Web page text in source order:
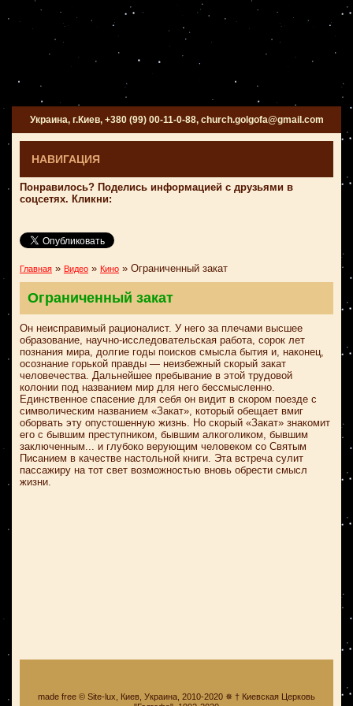
Украина, г.Киев, +380 (99) 00-11-0-88, church.golgofa@gmail.com
НАВИГАЦИЯ
Понравилось? Поделись информацией с друзьями в
соцсетях. Кликни:
Главная » Видео » Кино » Ограниченный закат
Ограниченный закат
Он неисправимый рационалист. У него за плечами высшее
образование, научно-исследовательская работа, сорок лет
познания мира, долгие годы поисков смысла бытия и, наконец,
осознание горькой правды — неизбежный скорый закат
человечества. Дальнейшее пребывание в этой трудовой
колонии под названием мир для него бессмысленно.
Единственное спасение для себя он видит в скором поезде с
символическим названием «Закат», который обещает вмиг
оборвать эту опустошенную жизнь. Но скорый «Закат» знакомит
его с бывшим преступником, бывшим алкоголиком, бывшим
заключенным... и глубоко верующим человеком со Святым
Писанием в качестве настольной книги. Эта встреча сулит
пассажиру на тот свет возможностью вновь обрести смысл
жизни.
made free © Site-lux, Киев, Украина, 2010-2020 ✵ † Киевская Церковь